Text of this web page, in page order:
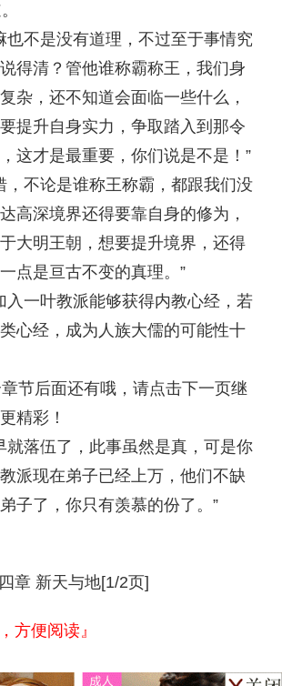
不是没有道理，不过至于事情究
得清？管他谁称霸称王，我们身
杂，还不知道会面临一些什么，
提升自身实力，争取踏入到那令
这才是最重要，你们说是不是！”
不论是谁称王称霸，都跟我们没
高深境界还得要靠自身的修为，
大明王朝，想要提升境界，还得
点是亘古不变的真理。”
一叶教派能够获得内教心经，若
心经，成为人族大儒的可能性十
节后面还有哦，请点击下一页继
精彩！
落伍了，此事虽然是真，可是你
派现在弟子已经上万，他们不缺
子了，你只有羡慕的份了。”
章 新天与地[1/2页]
方便阅读』